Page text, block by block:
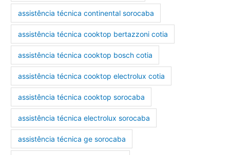
assistência técnica continental sorocaba
assistência técnica cooktop bertazzoni cotia
assistência técnica cooktop bosch cotia
assistência técnica cooktop electrolux cotia
assistência técnica cooktop sorocaba
assistência técnica electrolux sorocaba
assistência técnica ge sorocaba